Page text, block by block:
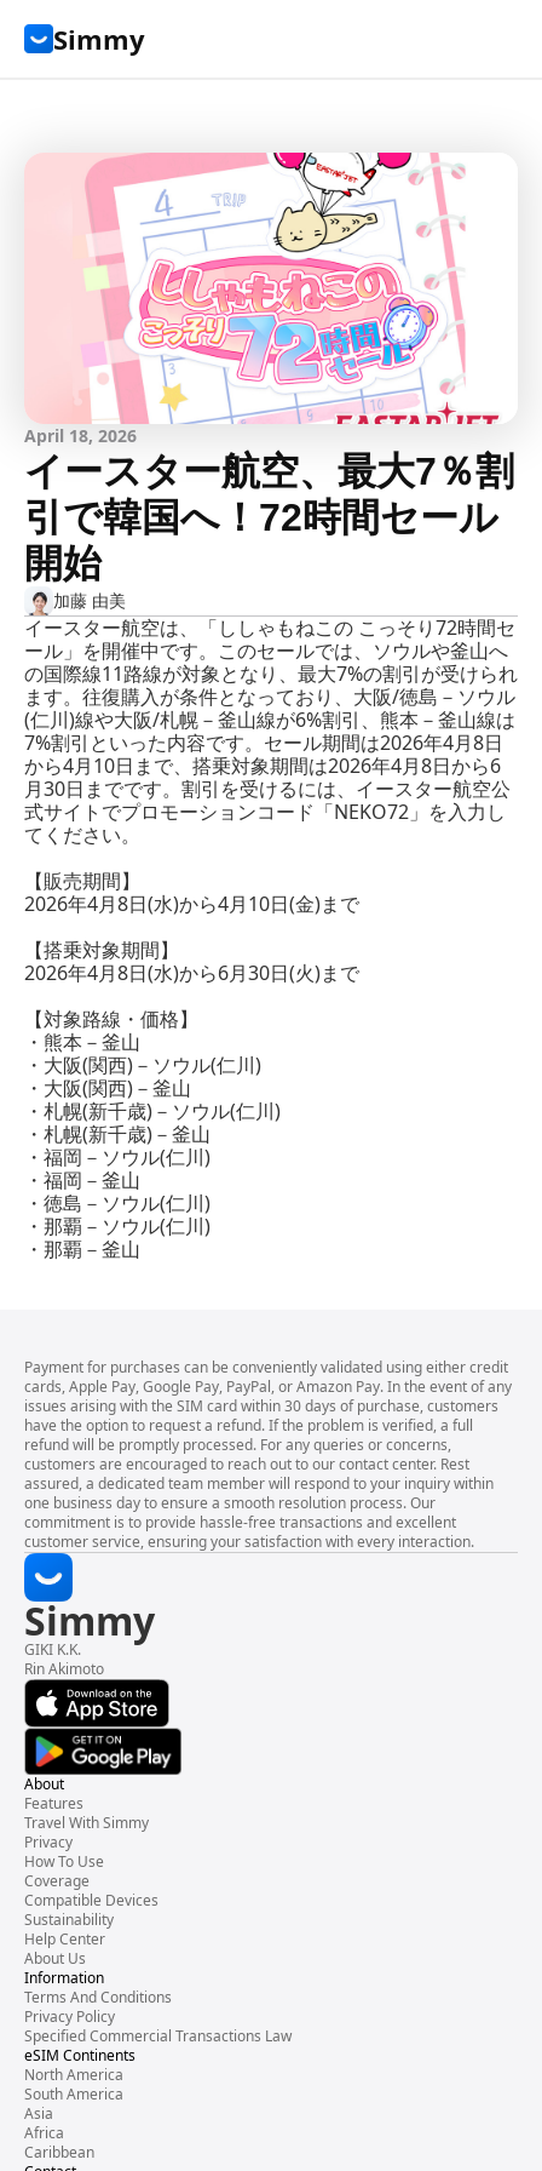
Simmy
April 18, 2026
イースター航空、最大7％割
引で韓国へ！72時間セール
開始
加藤 由美
イースター航空は、「ししゃもねこの こっそり72時間セ
ール」を開催中です。このセールでは、ソウルや釜山へ
の国際線11路線が対象となり、最大7%の割引が受けられ
ます。往復購入が条件となっており、大阪/徳島－ソウル
(仁川)線や大阪/札幌－釜山線が6%割引、熊本－釜山線は
7%割引といった内容です。セール期間は2026年4月8日
から4月10日まで、搭乗対象期間は2026年4月8日から6
月30日までです。割引を受けるには、イースター航空公
式サイトでプロモーションコード「NEKO72」を入力し
てください。
【販売期間】
2026年4月8日(水)から4月10日(金)まで
【搭乗対象期間】
2026年4月8日(水)から6月30日(火)まで
【対象路線・価格】
・熊本－釜山
・大阪(関西)－ソウル(仁川)
・大阪(関西)－釜山
・札幌(新千歳)－ソウル(仁川)
・札幌(新千歳)－釜山
・福岡－ソウル(仁川)
・福岡－釜山
・徳島－ソウル(仁川)
・那覇－ソウル(仁川)
・那覇－釜山
Payment for purchases can be conveniently validated using either credit
cards, Apple Pay, Google Pay, PayPal, or Amazon Pay. In the event of any
issues arising with the SIM card within 30 days of purchase, customers
have the option to request a refund. If the problem is verified, a full
refund will be promptly processed. For any queries or concerns,
customers are encouraged to reach out to our contact center. Rest
assured, a dedicated team member will respond to your inquiry within
one business day to ensure a smooth resolution process. Our
commitment is to provide hassle-free transactions and excellent
customer service, ensuring your satisfaction with every interaction.
Simmy
GIKI K.K.
Rin Akimoto
About
Features
Travel With Simmy
Privacy
How To Use
Coverage
Compatible Devices
Sustainability
Help Center
About Us
Information
Terms And Conditions
Privacy Policy
Specified Commercial Transactions Law
eSIM Continents
North America
South America
Asia
Africa
Caribbean